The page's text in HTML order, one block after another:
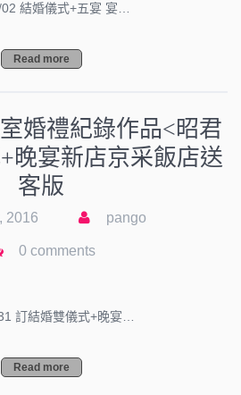
結婚儀式+五宴 宴…
Read more
婚禮紀錄作品<昭君
晚宴新店京采飯店送
客版
2016 pango
0 comments
訂結婚雙儀式+晚宴…
Read more